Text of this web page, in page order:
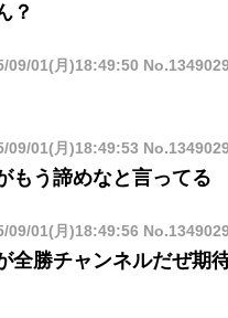
？
09/01(月)18:49:50
09/01(月)18:49:53
もう諦めなと言ってる
09/01(月)18:49:56
全勝チャンネルだぜ期